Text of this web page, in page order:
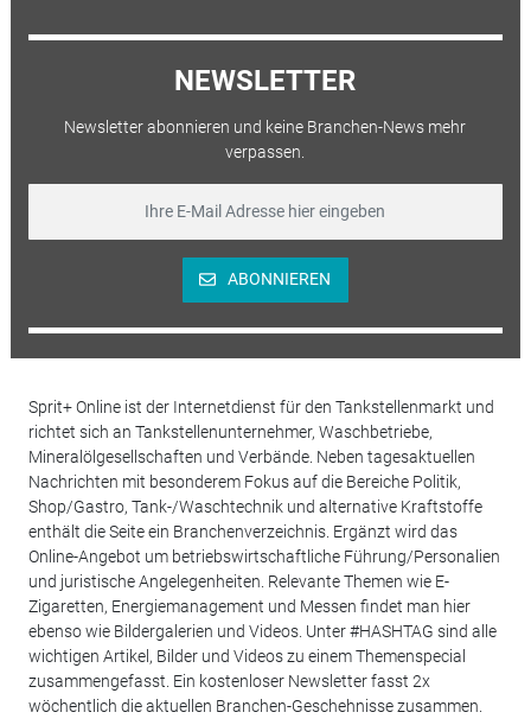
NEWSLETTER
Newsletter abonnieren und keine Branchen-News mehr
verpassen.
ABONNIEREN
Sprit+ Online ist der Internetdienst für den Tankstellenmarkt und
richtet sich an Tankstellenunternehmer, Waschbetriebe,
Mineralölgesellschaften und Verbände. Neben tagesaktuellen
Nachrichten mit besonderem Fokus auf die Bereiche Politik,
Shop/Gastro, Tank-/Waschtechnik und alternative Kraftstoffe
enthält die Seite ein Branchenverzeichnis. Ergänzt wird das
Online-Angebot um betriebswirtschaftliche Führung/Personalien
und juristische Angelegenheiten. Relevante Themen wie E-
Zigaretten, Energiemanagement und Messen findet man hier
ebenso wie Bildergalerien und Videos. Unter #HASHTAG sind alle
wichtigen Artikel, Bilder und Videos zu einem Themenspecial
zusammengefasst. Ein kostenloser Newsletter fasst 2x
wöchentlich die aktuellen Branchen-Geschehnisse zusammen.